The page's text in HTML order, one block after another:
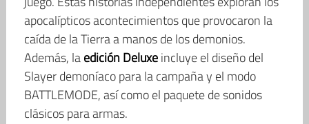
apocalípticos acontecimientos que provocaron la
caída de la Tierra a manos de los demonios.
Además, laedición Deluxeincluye el diseño del
Slayer demoníaco para la campaña y el modo
BATTLEMODE, así como el paquete de sonidos
clásicos para armas.